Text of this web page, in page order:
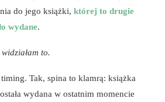
do jego książki, której to drugie
wydane.
to.
Tak, spina to klamrą: książka
wydana w ostatnim momencie